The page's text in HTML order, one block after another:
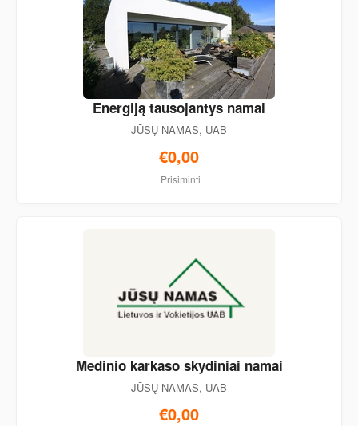
Energiją tausojantys namai
JŪSŲ NAMAS, UAB
€0,00
Prisiminti
Medinio karkaso skydiniai namai
JŪSŲ NAMAS, UAB
€0,00